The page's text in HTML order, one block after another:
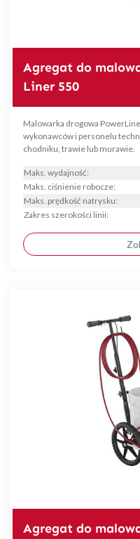
Agregat do
Liner 550
Malowarka drogowa
wykonawców i personelu
chodniku, trawie lub murawie.
Maks. wydajność:
Maks. ciśnienie robocze:
Maks. prędkość natrysku:
Zakres szerokości linii:
Agregat do